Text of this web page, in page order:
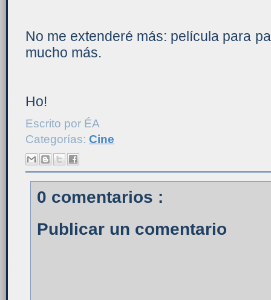
No me extenderé más: película para
mucho más.
Ho!
Escrito por ÉA
Categorías: Cine
0 comentarios :
Publicar un comentario